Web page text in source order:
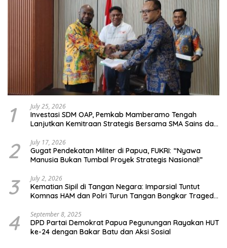
1 July 25, 2026
Investasi SDM OAP, Pemkab Mamberamo Tengah
Lanjutkan Kemitraan Strategis Bersama SMA Sains dan
2 July 17, 2026
Gugat Pendekatan Militer di Papua, FUKRI: “Nyawa
Manusia Bukan Tumbal Proyek Strategis Nasional!”
3 July 2, 2026
Kematian Sipil di Tangan Negara: Imparsial Tuntut
Komnas HAM dan Polri Turun Tangan Bongkar Tragedi
4 September 8, 2025
DPD Partai Demokrat Papua Pegunungan Rayakan HUT
ke-24 dengan Bakar Batu dan Aksi Sosial